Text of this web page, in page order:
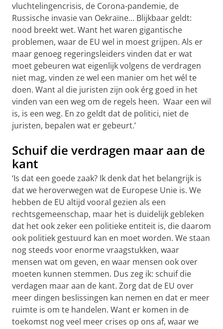
vluchtelingencrisis, de Corona-pandemie, de
Russische invasie van Oekraïne… Blijkbaar geldt:
nood breekt wet. Want het waren gigantische
problemen, waar de EU wel in moest grijpen. Als er
maar genoeg regeringsleiders vinden dat er wat
moet gebeuren wat eigenlijk volgens de verdragen
niet mag, vinden ze wel een manier om het wél te
doen. Want al die juristen zijn ook érg goed in het
vinden van een weg om de regels heen. Waar een wil
is, is een weg. En zo geldt dat de politici, niet de
juristen, bepalen wat er gebeurt.’
Schuif die verdragen maar aan de
kant
‘Is dat een goede zaak? Ik denk dat het belangrijk is
dat we heroverwegen wat de Europese Unie is. We
hebben de EU altijd vooral gezien als een
rechtsgemeenschap, maar het is duidelijk gebleken
dat het ook zeker een politieke entiteit is, die daarom
ook politiek gestuurd kan en moet worden. We staan
nog steeds voor enorme vraagstukken, waar
mensen wat om geven, en waar mensen ook over
moeten kunnen stemmen. Dus zeg ik: schuif die
verdagen maar aan de kant. Zorg dat de EU over
meer dingen beslissingen kan nemen en dat er meer
ruimte is om te handelen. Want er komen in de
toekomst nog veel meer crises op ons af, waar we